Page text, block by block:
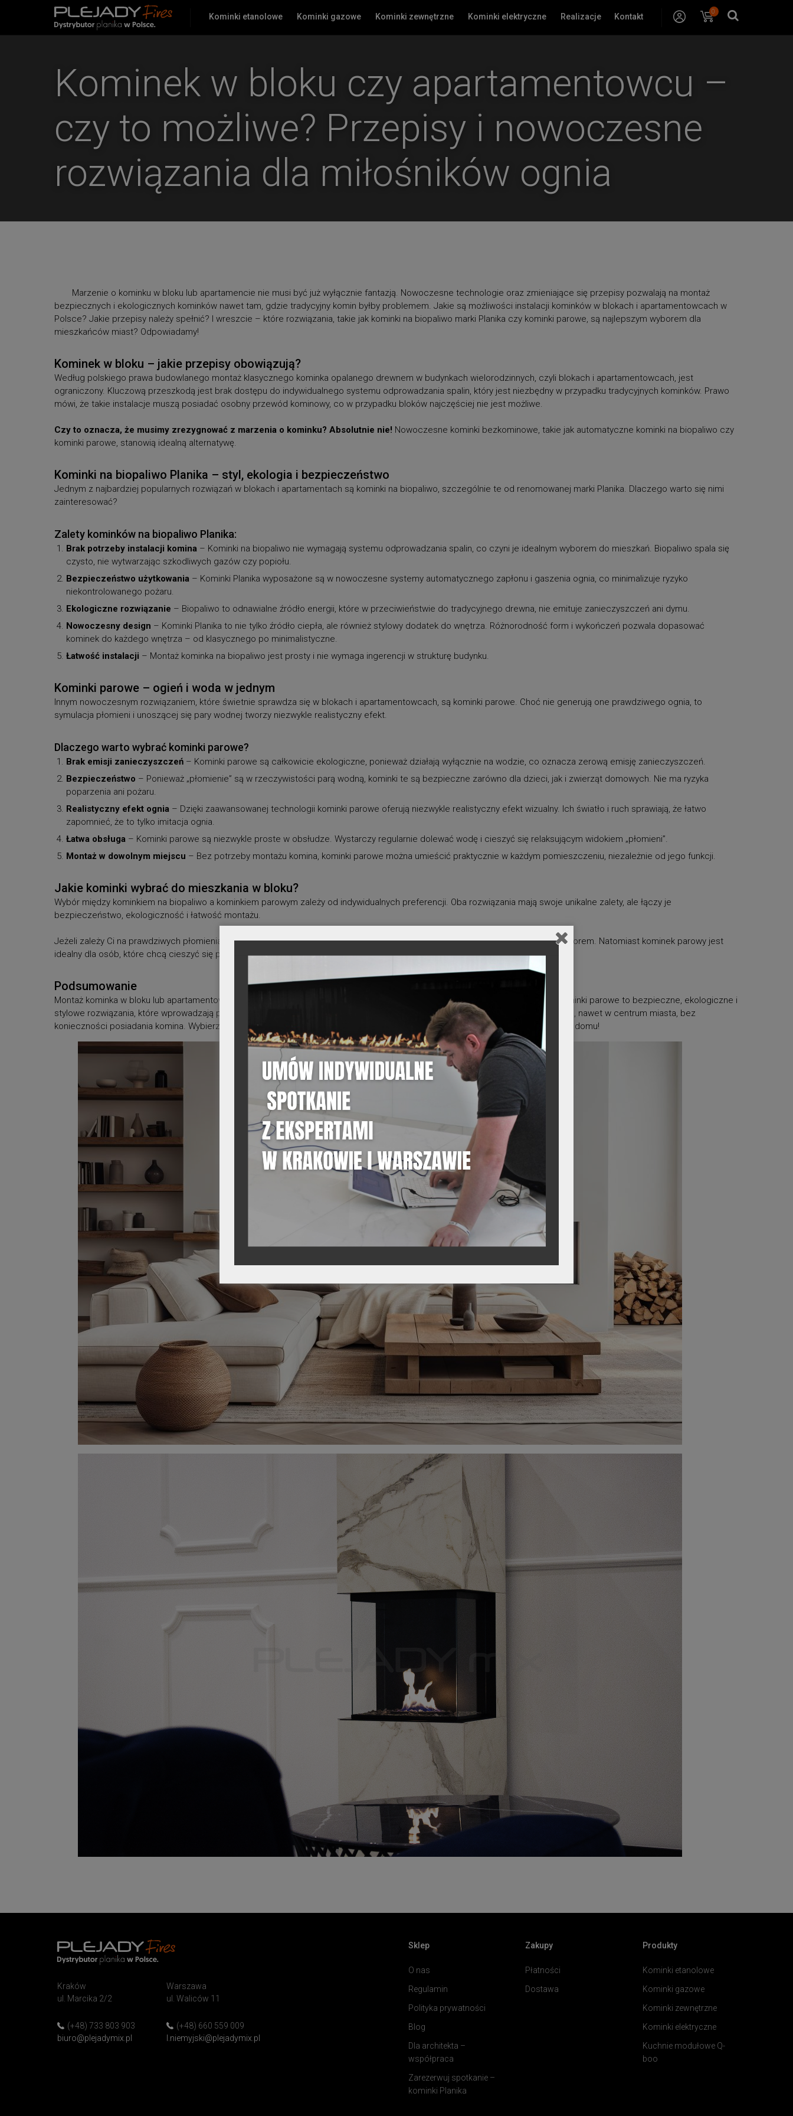
PlejadyMix
Kominki etanolowe Kominki gazowe Kominki zewnętrzne Kominki elektryczne Realizacje Kontakt KontoKoszyk
0
Kominek w bloku czy apartamentowcu –
czy to możliwe? Przepisy i nowoczesne
rozwiązania dla miłośników ognia
Marzenie o kominku w bloku lub apartamencie nie musi być już wyłącznie fantazją. Nowoczesne technologie oraz zmieniające się przepisy pozwalają na montaż
bezpiecznych i ekologicznych kominków nawet tam, gdzie tradycyjny komin byłby problemem. Jakie są możliwości instalacji kominków w blokach i apartamentowcach w
Polsce? Jakie przepisy należy spełnić? I wreszcie – które rozwiązania, takie jak kominki na biopaliwo marki Planika czy kominki parowe, są najlepszym wyborem dla
mieszkańców miast? Odpowiadamy!
Kominek w bloku – jakie przepisy obowiązują?
Według polskiego prawa budowlanego montaż klasycznego kominka opalanego drewnem w budynkach wielorodzinnych, czyli blokach i apartamentowcach, jest
ograniczony. Kluczową przeszkodą jest brak dostępu do indywidualnego systemu odprowadzania spalin, który jest niezbędny w przypadku tradycyjnych kominków. Prawo
mówi, że takie instalacje muszą posiadać osobny przewód kominowy, co w przypadku bloków najczęściej nie jest możliwe.
Czy to oznacza, że musimy zrezygnować z marzenia o kominku? Absolutnie nie! Nowoczesne kominki bezkominowe, takie jak automatyczne kominki na biopaliwo czy
kominki parowe, stanowią idealną alternatywę.
Kominki na biopaliwo Planika – styl, ekologia i bezpieczeństwo
Jednym z najbardziej popularnych rozwiązań w blokach i apartamentach są kominki na biopaliwo, szczególnie te od renomowanej marki Planika. Dlaczego warto się nimi
zainteresować?
Zalety kominków na biopaliwo Planika:
Brak potrzeby instalacji komina – Kominki na biopaliwo nie wymagają systemu odprowadzania spalin, co czyni je idealnym wyborem do mieszkań. Biopaliwo spala się
czysto, nie wytwarzając szkodliwych gazów czy popiołu.
Bezpieczeństwo użytkowania – Kominki Planika wyposażone są w nowoczesne systemy automatycznego zapłonu i gaszenia ognia, co minimalizuje ryzyko
niekontrolowanego pożaru.
Ekologiczne rozwiązanie – Biopaliwo to odnawialne źródło energii, które w przeciwieństwie do tradycyjnego drewna, nie emituje zanieczyszczeń ani dymu.
Nowoczesny design – Kominki Planika to nie tylko źródło ciepła, ale również stylowy dodatek do wnętrza. Różnorodność form i wykończeń pozwala dopasować
kominek do każdego wnętrza – od klasycznego po minimalistyczne.
Łatwość instalacji – Montaż kominka na biopaliwo jest prosty i nie wymaga ingerencji w strukturę budynku.
Kominki parowe – ogień i woda w jednym
Innym nowoczesnym rozwiązaniem, które świetnie sprawdza się w blokach i apartamentowcach, są kominki parowe. Choć nie generują one prawdziwego ognia, to
symulacja płomieni i unoszącej się pary wodnej tworzy niezwykle realistyczny efekt.
Dlaczego warto wybrać kominki parowe?
Brak emisji zanieczyszczeń – Kominki parowe są całkowicie ekologiczne, ponieważ działają wyłącznie na wodzie, co oznacza zerową emisję zanieczyszczeń.
Bezpieczeństwo – Ponieważ „płomienie” są w rzeczywistości parą wodną, kominki te są bezpieczne zarówno dla dzieci, jak i zwierząt domowych. Nie ma ryzyka
poparzenia ani pożaru.
Realistyczny efekt ognia – Dzięki zaawansowanej technologii kominki parowe oferują niezwykle realistyczny efekt wizualny. Ich światło i ruch sprawiają, że łatwo
zapomnieć, że to tylko imitacja ognia.
Łatwa obsługa – Kominki parowe są niezwykle proste w obsłudze. Wystarczy regularnie dolewać wodę i cieszyć się relaksującym widokiem „płomieni”.
Montaż w dowolnym miejscu – Bez potrzeby montażu komina, kominki parowe można umieścić praktycznie w każdym pomieszczeniu, niezależnie od jego funkcji.
Jakie kominki wybrać do mieszkania w bloku?
Wybór między kominkiem na biopaliwo a kominkiem parowym zależy od indywidualnych preferencji. Oba rozwiązania mają swoje unikalne zalety, ale łączy je
bezpieczeństwo, ekologiczność i łatwość montażu.
Jeżeli zależy Ci na prawdziwych płomieniach, które dodadzą ciepła i klimatu, kominek na biopaliwo Planika będzie doskonałym wyborem. Natomiast kominek parowy jest
idealny dla osób, które chcą cieszyć się pięknym widokiem ognia bez żadnych emisji i ryzyka.
Podsumowanie
Montaż kominka w bloku lub apartamentowcu jest dziś możliwy dzięki nowoczesnym technologiom. Kominki na biopaliwo oraz kominki parowe to bezpieczne, ekologiczne i
stylowe rozwiązania, które wprowadzają przytulny klimat do miejskich mieszkań. Dzięki nim każdy może cieszyć się widokiem ognia, nawet w centrum miasta, bez
konieczności posiadania komina. Wybierz rozwiązanie najlepiej dopasowane do Twojego wnętrza i ciesz się magią ognia w swoim domu!
Home
&
Kraków
ul. Marcika 2/2
(+48) 733 803 903
biuro@plejadymix.pl
Warszawa
ul. Waliców 11
(+48) 660 559 009
l.niemyjski@plejadymix.pl
Sklep
O nas
Regulamin
Polityka prywatności
Blog
Dla architekta –
współpraca
Zarezerwuj spotkanie –
kominki Planika
Zakupy
Płatności
Dostawa
Produkty
Kominki etanolowe
Kominki gazowe
Kominki zewnętrzne
Kominki elektryczne
Kuchnie modułowe Q-
boo